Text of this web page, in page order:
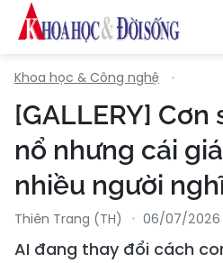
Khoa học & Công nghệ
[GALLERY] Cơn
nổ nhưng cái
nhiều người
Thiên Trang (TH) 06/07/2026
AI đang thay đổi cách